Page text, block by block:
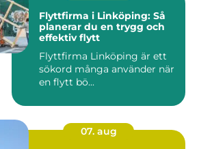
Flyttfirma i Linköping: Så
planerar du en trygg och
effektiv flytt
Flyttfirma Linköping är ett
sökord många använder när
en flytt bö...
07. aug